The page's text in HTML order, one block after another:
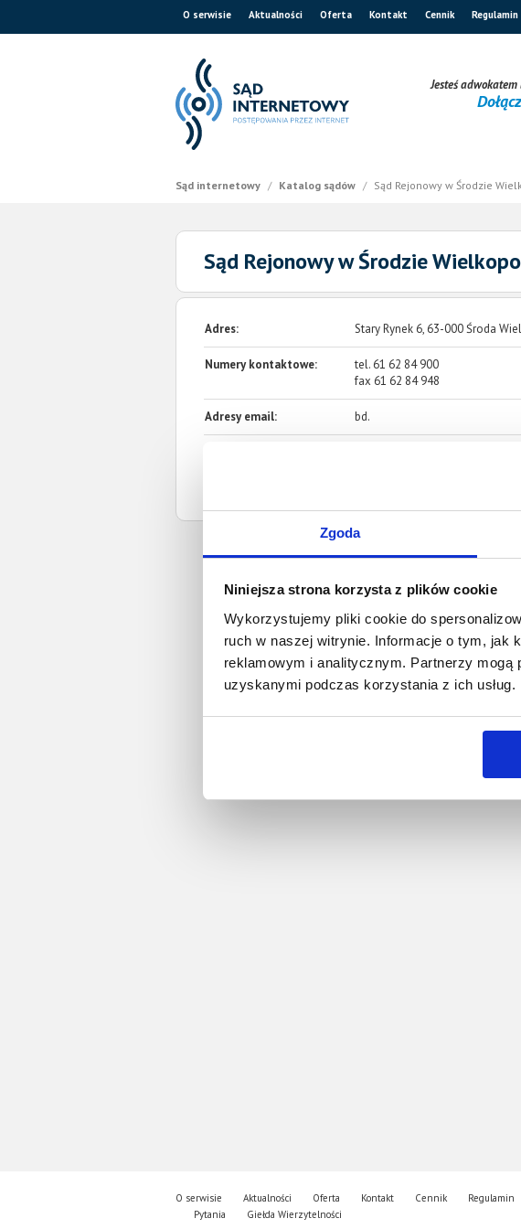
Zgoda
Niniejsza strona korzysta z plików cookie
Wykorzystujemy pliki cookie do
ruch w naszej witrynie. Informacje o tym, jak
reklamowym i analitycznym. Partnerzy mogą
uzyskanymi podczas korzystania z ich usług.
O serwisie Aktualności Oferta Kontakt Cennik Regulamin
Jesteś
Sąd internetowy / Katalog sądów / Sąd Rejonowy w Środzie
Sąd Rejonowy w Środzie
Adres: Stary Rynek 6, 63-000 Środa
Numery kontaktowe: tel. 61 62 84 900
fax 61 62 84 948
Adresy email: bd.
O serwisie Aktualności Oferta Kontakt Cennik Regulamin
Pytania
Giełda Wierzytelności